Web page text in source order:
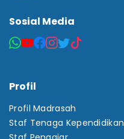
Sosial Media
Profil
Profil Madrasah
Staf Tenaga Kependidikan